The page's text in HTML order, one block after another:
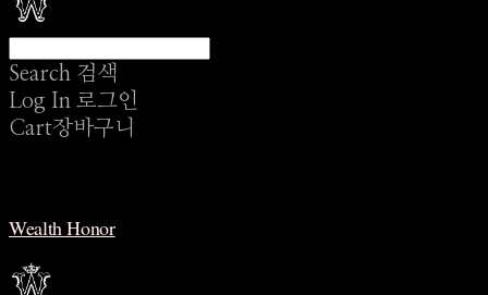
Search 검색
Log In 로그인
Cart장바구니
Wealth Honor